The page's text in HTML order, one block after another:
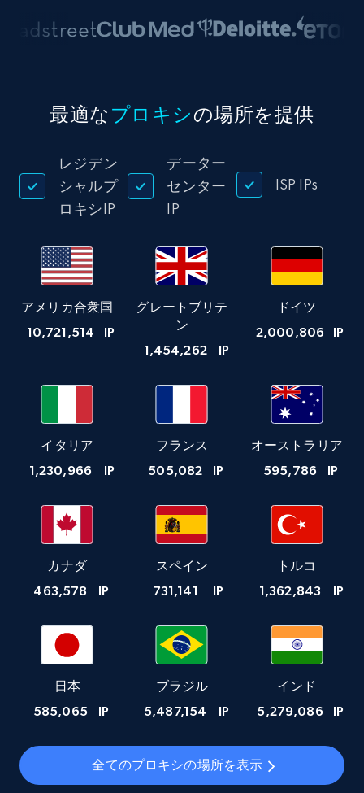
最適な プロキシの場所を提供
レジデン
シャルプ
ロキシIP
データー
センター
IP
ISP IPs
アメリカ合衆国
10,721,514 IP
グレートブリテ
ン
1,454,262 IP
ドイツ
2,000,806 IP
イタリア
1,230,966 IP
フランス
505,082 IP
オーストラリア
595,786 IP
カナダ
463,578 IP
スペイン
731,141 IP
トルコ
1,362,843 IP
日本
585,065 IP
ブラジル
5,487,154 IP
インド
5,279,086 IP
全てのプロキシの場所を表示